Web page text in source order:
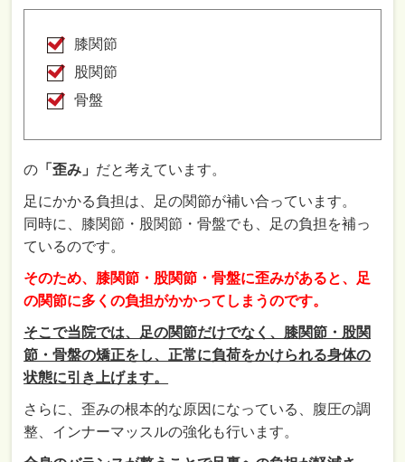
膝関節
股関節
骨盤
の 「歪み」 だと考えています。
足にかかる負担は、足の関節が補い合っています。
同時に、膝関節・股関節・骨盤でも、足の負担を補っ
ているのです。
そのため、膝関節・股関節・骨盤に歪みがあると、足
の関節に多くの負担がかかってしまうのです。
そこで当院では、足の関節だけでなく、膝関節・股関
節・骨盤の矯正をし、正常に負荷をかけられる身体の
状態に引き上げます。
さらに、歪みの根本的な原因になっている、腹圧の調
整、インナーマッスルの強化も行います。